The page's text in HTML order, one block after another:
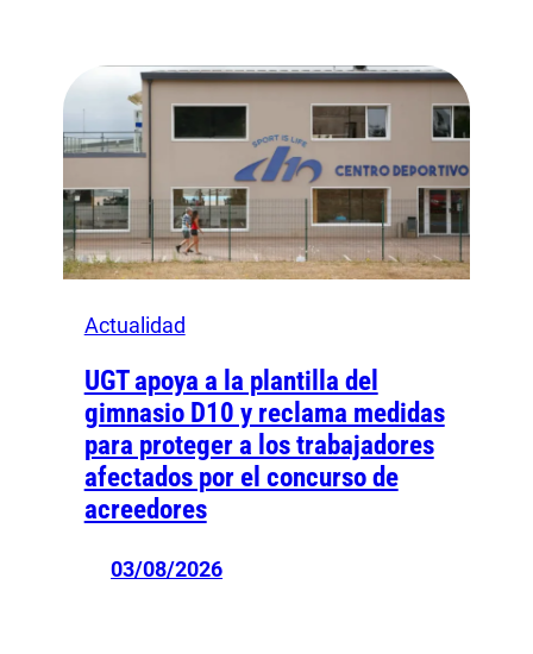
Actualidad
UGT apoya a la plantilla del
gimnasio D10 y reclama medidas
para proteger a los trabajadores
afectados por el concurso de
acreedores
03/08/2026